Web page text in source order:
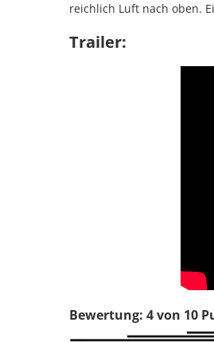
reichlich Luft nach oben.
Trailer:
Bewertung: 4 von 10